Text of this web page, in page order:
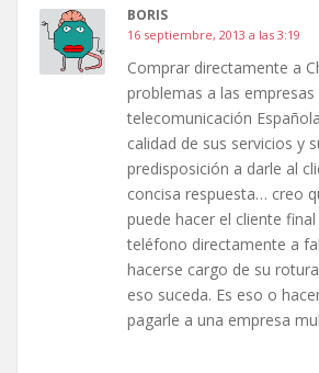
BORIS
16 septiembre, 2013 a las 3:19
Comprar directamente a
problemas a las empresas
telecomunicación
calidad de sus servicios y
predisposición a darle al
concisa respuesta… creo
puede hacer el cliente
teléfono directamente a
hacerse cargo de su
eso suceda. Es eso o
pagarle a una empresa